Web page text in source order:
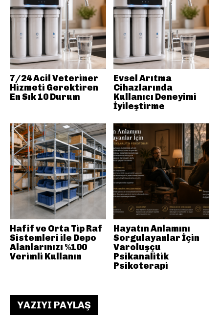
YAZIYI PAYLAŞ
7/24 Acil Veteriner
Hizmeti Gerektiren
En Sık 10 Durum
Evsel Arıtma
Cihazlarında
Kullanıcı Deneyimi
İyileştirme
Hafif ve Orta Tip Raf
Sistemleri ile Depo
Alanlarınızı %100
Verimli Kullanın
Hayatın Anlamını
Sorgulayanlar İçin
Varoluşçu
Psikanalitik
Psikoterapi